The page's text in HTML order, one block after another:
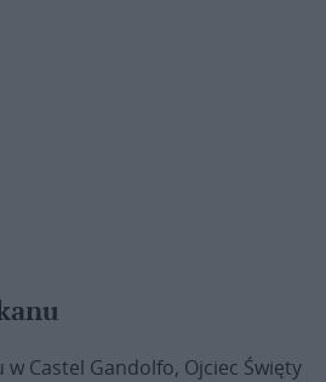
Castel Gandolfo, Ojciec Święty